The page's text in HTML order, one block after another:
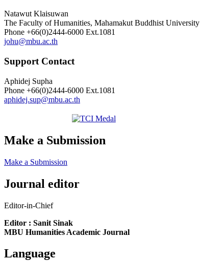
Natawut Klaisuwan
The Faculty of Humanities, Mahamakut Buddhist University
Phone +66(0)2444-6000 Ext.1081
johu@mbu.ac.th
Support Contact
Aphidej Supha
Phone +66(0)2444-6000 Ext.1081
aphidej.sup@mbu.ac.th
Make a Submission
Make a Submission
Journal editor
Editor-in-Chief
Editor : Sanit Sinak
MBU Humanities Academic Journal
Language